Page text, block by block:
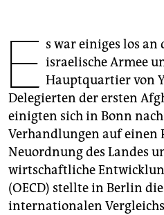
genossenschaft
epaper login
E s war einiges los an
israelische Armee
Hauptquartier von
Delegierten der ersten
einigten sich in Bonn
Verhandlungen auf einen
Neuordnung des Landes
wirtschaftliche
(OECD) stellte in Berlin
internationalen